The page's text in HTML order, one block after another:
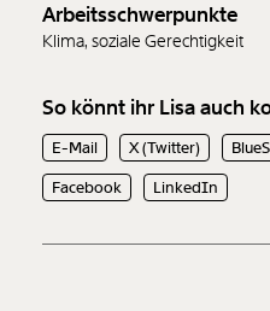
Arbeitsschwerpunkte
Klima, soziale Gerechtigkeit
So könnt ihr Lisa auch
E-Mail X (Twitter)
Facebook
LinkedIn